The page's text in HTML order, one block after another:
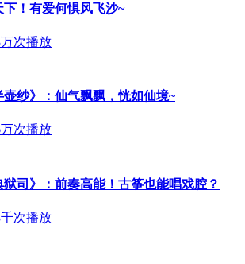
！有爱何惧风飞沙~
次播放
纱》：仙气飘飘，恍如仙境~
次播放
司》：前奏高能！古筝也能唱戏腔？
次播放